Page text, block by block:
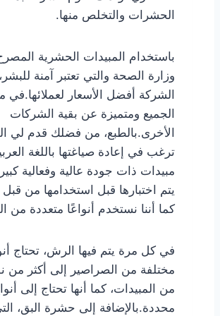
الحشرات والتخلص منها.
باستخدام المبيدات الحشرية
وزارة الصحة والتي تعتبر آمنة
الشركة أفضل الأسعار لعملائها.في
الجميع ومتميزة عن بقية الشركات
الأخرى.بالطبع، من فضلك قدم لي
ترغب في إعادة صياغتها باللغة
مبيدات ذات جودة عالية وفعالية
يتم اختبارها قبل استخدامها من قبل
كما أننا نستخدم أنواعًا متعددة من
في كل مرة يتم فيها الرش، تحتاج
مختلفة من الصراصير إلى أكثر من
من المبيدات، كما أنها تحتاج إلى
محددة.بالإضافة إلى حشرة البق،